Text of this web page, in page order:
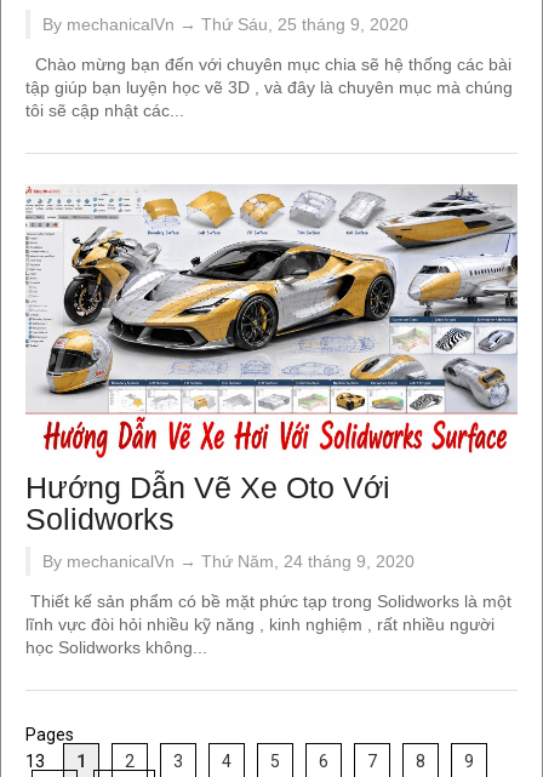
By mechanicalVn → Thứ Sáu, 25 tháng 9, 2020
Chào mừng bạn đến với chuyên mục chia sẽ hệ thống các bài
tập giúp bạn luyện học vẽ 3D , và đây là chuyên mục mà chúng
tôi sẽ cập nhật các...
Hướng Dẫn Vẽ Xe Oto Với
Solidworks
By mechanicalVn → Thứ Năm, 24 tháng 9, 2020
Thiết kế sản phẩm có bề mặt phức tạp trong Solidworks là một
lĩnh vực đòi hỏi nhiều kỹ năng , kinh nghiệm , rất nhiều người
học Solidworks không...
Pages
13
1 2 3 4 5 6 7 8
9